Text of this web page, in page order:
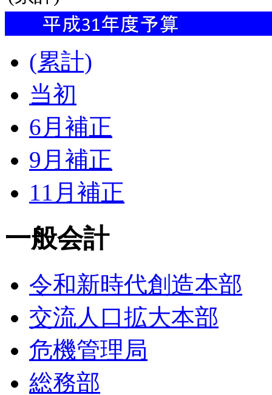
(累計)
当初
6月補正
9月補正
11月補正
一般会計
令和新時代創造本部
交流人口拡大本部
危機管理局
総務部